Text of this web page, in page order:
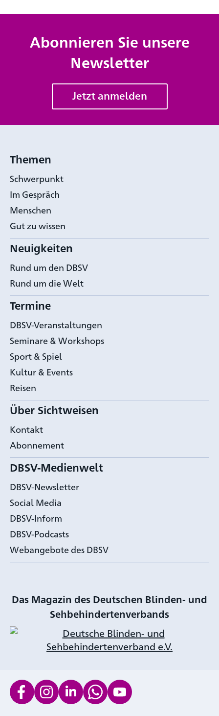
Abonnieren Sie unsere
Newsletter
Jetzt anmelden
Themen
Schwerpunkt
Im Gespräch
Menschen
Gut zu wissen
Neuigkeiten
Rund um den DBSV
Rund um die Welt
Termine
DBSV-Veranstaltungen
Seminare & Workshops
Sport & Spiel
Kultur & Events
Reisen
Über Sichtweisen
Kontakt
Abonnement
DBSV-Medienwelt
DBSV-Newsletter
Social Media
DBSV-Inform
DBSV-Podcasts
Webangebote des DBSV
Das Magazin des Deutschen Blinden- und
Sehbehindertenverbands